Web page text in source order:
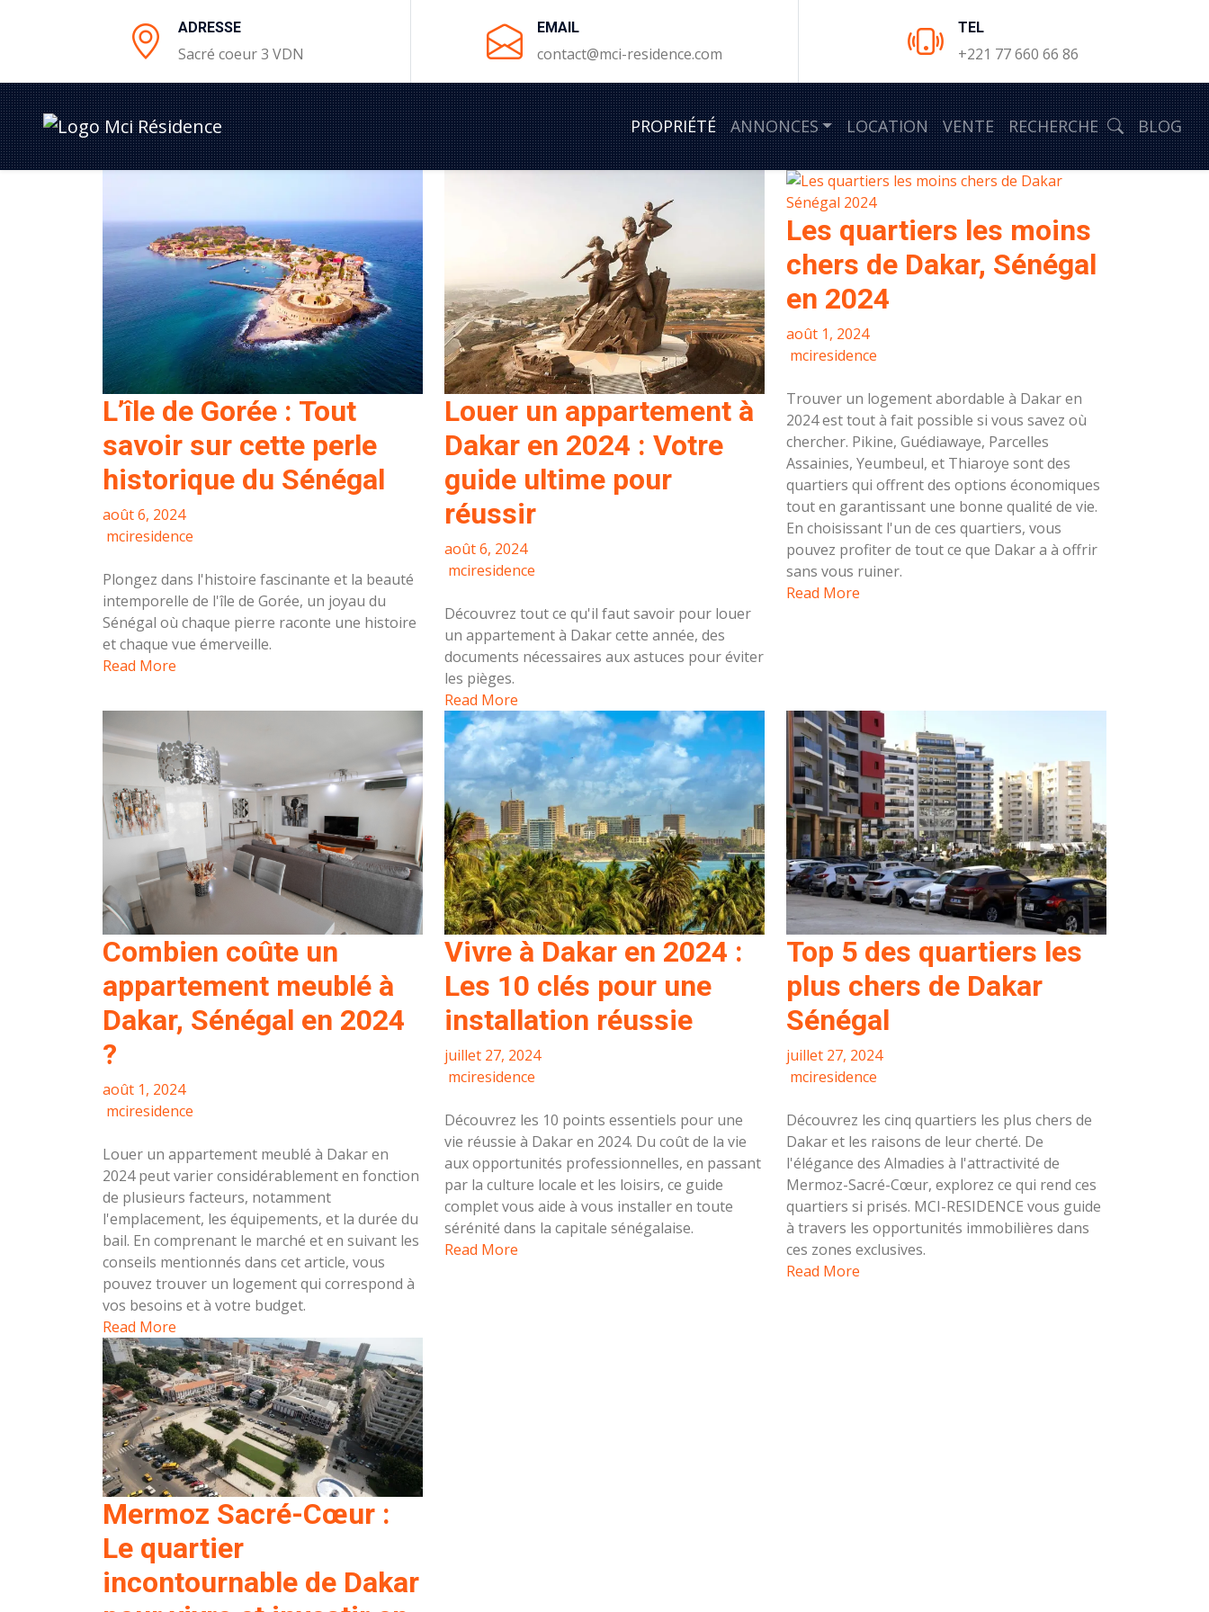
ADRESSE
Sacré coeur 3 VDN
EMAIL
contact@mci-residence.com
TEL
+221 77 660 66 86
PROPRIÉTÉ ANNONCES LOCATION VENTE RECHERCHE BLOG
L’île de Gorée : Tout
savoir sur cette perle
historique du Sénégal
août 6, 2024
mciresidence
Plongez dans l'histoire fascinante et la beauté
intemporelle de l'île de Gorée, un joyau du
Sénégal où chaque pierre raconte une histoire
et chaque vue émerveille.
Read More
Louer un appartement à
Dakar en 2024 : Votre
guide ultime pour
réussir
août 6, 2024
mciresidence
Découvrez tout ce qu'il faut savoir pour louer
un appartement à Dakar cette année, des
documents nécessaires aux astuces pour éviter
les pièges.
Read More
Les quartiers les moins
chers de Dakar, Sénégal
en 2024
août 1, 2024
mciresidence
Trouver un logement abordable à Dakar en
2024 est tout à fait possible si vous savez où
chercher. Pikine, Guédiawaye, Parcelles
Assainies, Yeumbeul, et Thiaroye sont des
quartiers qui offrent des options économiques
tout en garantissant une bonne qualité de vie.
En choisissant l'un de ces quartiers, vous
pouvez profiter de tout ce que Dakar a à offrir
sans vous ruiner.
Read More
Combien coûte un
appartement meublé à
Dakar, Sénégal en 2024
?
août 1, 2024
mciresidence
Louer un appartement meublé à Dakar en
2024 peut varier considérablement en fonction
de plusieurs facteurs, notamment
l'emplacement, les équipements, et la durée du
bail. En comprenant le marché et en suivant les
conseils mentionnés dans cet article, vous
pouvez trouver un logement qui correspond à
vos besoins et à votre budget.
Read More
Vivre à Dakar en 2024 :
Les 10 clés pour une
installation réussie
juillet 27, 2024
mciresidence
Découvrez les 10 points essentiels pour une
vie réussie à Dakar en 2024. Du coût de la vie
aux opportunités professionnelles, en passant
par la culture locale et les loisirs, ce guide
complet vous aide à vous installer en toute
sérénité dans la capitale sénégalaise.
Read More
Top 5 des quartiers les
plus chers de Dakar
Sénégal
juillet 27, 2024
mciresidence
Découvrez les cinq quartiers les plus chers de
Dakar et les raisons de leur cherté. De
l'élégance des Almadies à l'attractivité de
Mermoz-Sacré-Cœur, explorez ce qui rend ces
quartiers si prisés. MCI-RESIDENCE vous guide
à travers les opportunités immobilières dans
ces zones exclusives.
Read More
Mermoz Sacré-Cœur :
Le quartier
incontournable de Dakar